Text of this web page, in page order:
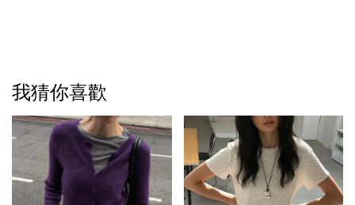
我猜你喜歡